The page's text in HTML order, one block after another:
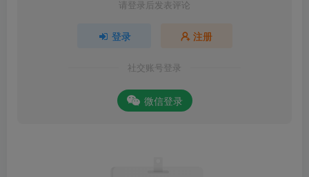
请登录后发表评论
登录 注册
社交账号登录
微信登录